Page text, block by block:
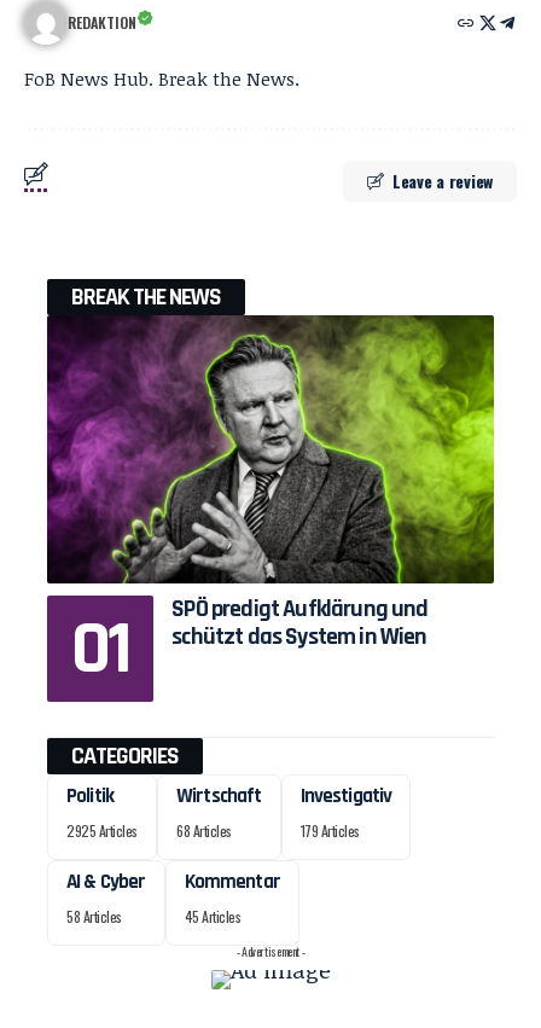
REDAKTION
FoB News Hub. Break the News.
Leave a review
BREAK THE NEWS
SPÖ predigt Aufklärung und
schützt das System in Wien
CATEGORIES
Politik
2925 Articles
Wirtschaft
68 Articles
Investigativ
179 Articles
AI & Cyber
58 Articles
Kommentar
45 Articles
- Advertisement -